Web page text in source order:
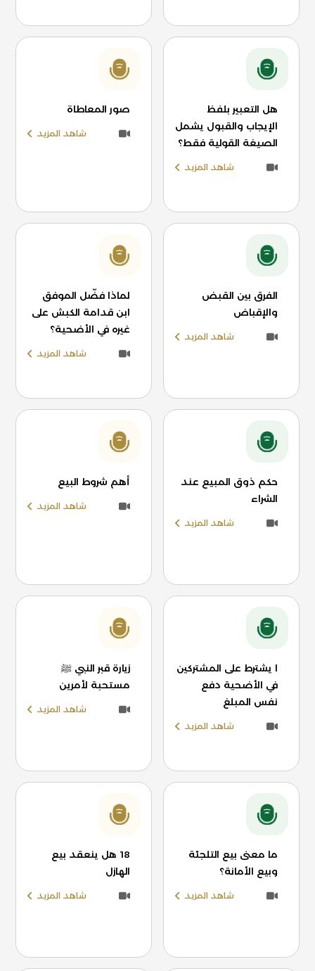
هل التعبير بلفظ
الإيجاب والقبول يشمل
الصيغة القولية فقط؟
شاهد المزيد
صور المعاطاة
شاهد المزيد
الفرق بين القبض
والإقباض
شاهد المزيد
لماذا فضّل الموفق
ابن قدامة الكبش على
غيره في الأضحية؟
شاهد المزيد
حكم ذوق المبيع عند
الشراء
شاهد المزيد
أهم شروط البيع
شاهد المزيد
ا يشترط على المشتركين
في الأضحية دفع
نفس المبلغ
شاهد المزيد
زيارة قبر النبي ﷺ
مستحبة لأمرين
شاهد المزيد
ما معنى بيع التلجئة
وبيع الأمانة؟
شاهد المزيد
18 هل ينعقد بيع
الهازل
شاهد المزيد